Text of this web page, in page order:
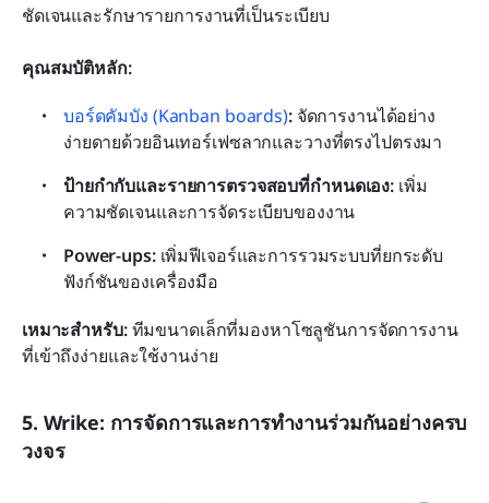
ชัดเจนและรักษารายการงานที่เป็นระเบียบ
คุณสมบัติหลัก:
บอร์ดคัมบัง (Kanban boards): จัดการงานได้อย่าง
ง่ายดายด้วยอินเทอร์เฟซลากและวางที่ตรงไปตรงมา
ป้ายกำกับและรายการตรวจสอบที่กำหนดเอง: เพิ่ม
ความชัดเจนและการจัดระเบียบของงาน
Power-ups: เพิ่มฟีเจอร์และการรวมระบบที่ยกระดับ
ฟังก์ชันของเครื่องมือ
เหมาะสำหรับ: ทีมขนาดเล็กที่มองหาโซลูชันการจัดการงาน
ที่เข้าถึงง่ายและใช้งานง่าย
5. Wrike: การจัดการและการทำงานร่วมกันอย่างครบ
วงจร